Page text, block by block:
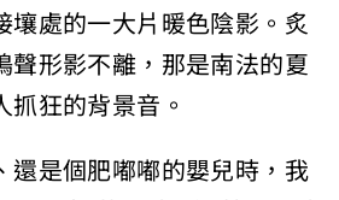
處的一大片暖色陰影。炙
形影不離，那是南法的夏
狂的背景音。
是個肥嘟嘟的嬰兒時，我